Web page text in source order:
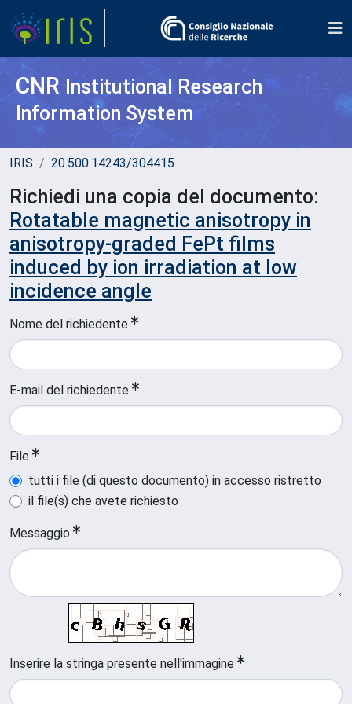
CNR Institutional Research
Information System
IRIS 20.500.14243/304415
Richiedi una copia del documento:
Rotatable magnetic anisotropy in
anisotropy-graded FePt films
induced by ion irradiation at low
incidence angle
Nome del richiedente
E-mail del richiedente
File
tutti i file (di questo documento) in accesso ristretto
il file(s) che avete richiesto
Messaggio
Inserire la stringa presente nell'immagine